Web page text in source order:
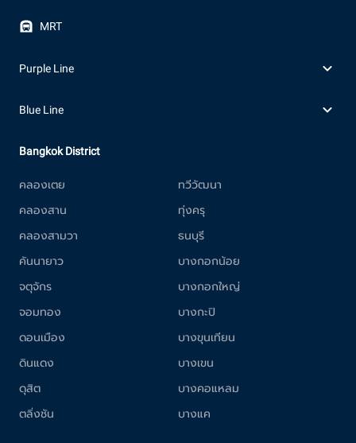
MRT
Purple Line
Blue Line
Bangkok District
คลองเตย
คลองสาน
คลองสามวา
คันนายาว
จตุจักร
จอมทอง
ดอนเมือง
ดินแดง
ดุสิต
ตลิ่งชัน
ทวีวัฒนา
ทุ่งครุ
ธนบุรี
บางกอกน้อย
บางกอกใหญ่
บางกะปิ
บางขุนเทียน
บางเขน
บางคอแหลม
บางแค